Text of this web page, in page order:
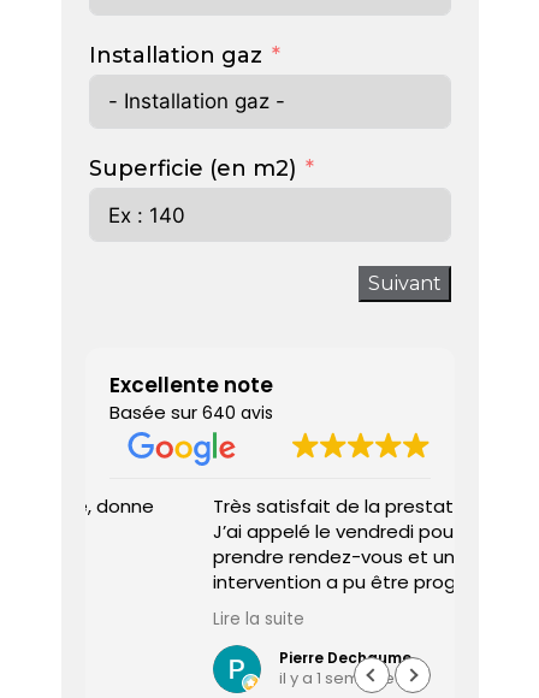
Installation gaz
Superficie (en m2)
Suivant
Excellente note
Basée sur 640 avis
Très satisfait de la prestation.
J’ai appelé le vendredi pour
prendre rendez-vous et une
intervention a pu être programmée
dès le lundi matin.
Le diagnostiqueur est arrivé à
l’heure, a été très professionnel,
efficace et a pris le temps de
Pierre Dechaume
il y a 1 semaine